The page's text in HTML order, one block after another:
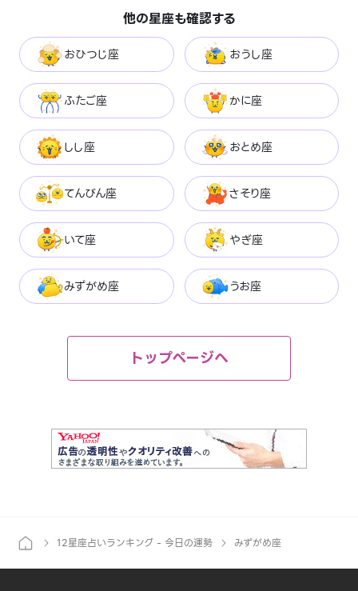
他の星座も確認する
おひつじ座 おうし座
ふたご座 かに座
しし座 おとめ座
てんびん座 さそり座
いて座 やぎ座
みずがめ座 うお座
トップページへ
12星座占いランキング - 今日の運勢 みずがめ座